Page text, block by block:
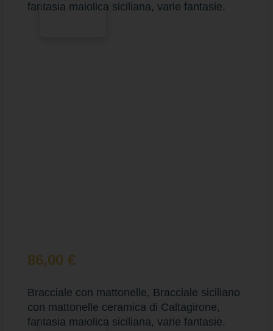
fantasia maiolica siciliana, varie fantasie.
86,00 €
Bracciale con mattonelle, Bracciale siciliano
con mattonelle ceramica di Caltagirone,
fantasia maiolica siciliana, varie fantasie.